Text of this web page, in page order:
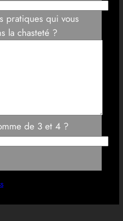
pratiques qui vous
la chasteté ?
de 3 et 4 ?